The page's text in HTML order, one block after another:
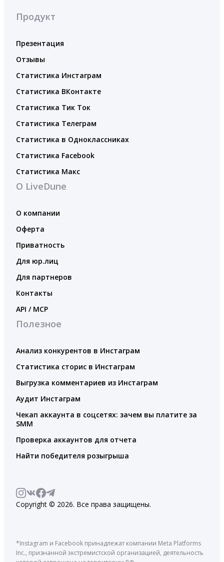
Продукт
Презентация
Отзывы
Статистика Инстаграм
Статистика ВКонтакте
Статистика Тик Ток
Статистика Телеграм
Статистика в Одноклассниках
Статистика Facebook
Статистика Макс
О LiveDune
О компании
Оферта
Приватность
Для юр.лиц
Для партнеров
Контакты
API / MCP
Полезное
Анализ конкурентов в Инстаграм
Статистика сторис в Инстаграм
Выгрузка комментариев из Инстаграм
Аудит Инстаграм
Чекап аккаунта в соцсетях: зачем вы платите за
SMM
Проверка аккаунтов для отчета
Найти победителя розыгрыша
Copyright © 2026. Все права защищены.
*Instagram и Facebook принадлежат компании Meta Platforms
Inc., признанной экстремистской организацией, деятельность